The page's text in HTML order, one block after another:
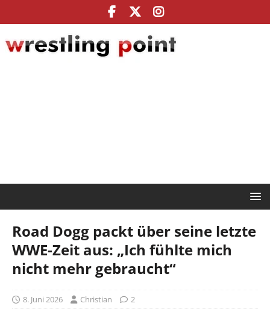
Road Dogg packt über seine letzte
WWE-Zeit aus: „Ich fühlte mich
nicht mehr gebraucht“
8. Juni 2026 Christian 2